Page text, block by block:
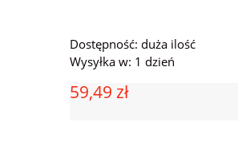
Dostępność: duża ilość
Wysyłka w: 1 dzień
59,49 zł